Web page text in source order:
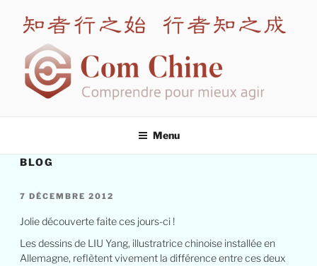
contenu
principal
Menu
BLOG
PUBLIÉ
7 DÉCEMBRE 2012
Jolie découverte faite ces jours-ci !
Les dessins de LIU Yang, illustratrice chinoise installée en
Allemagne, reflètent vivement la différence entre ces deux